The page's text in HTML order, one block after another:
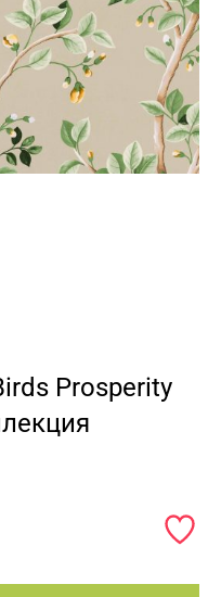
Prosperity